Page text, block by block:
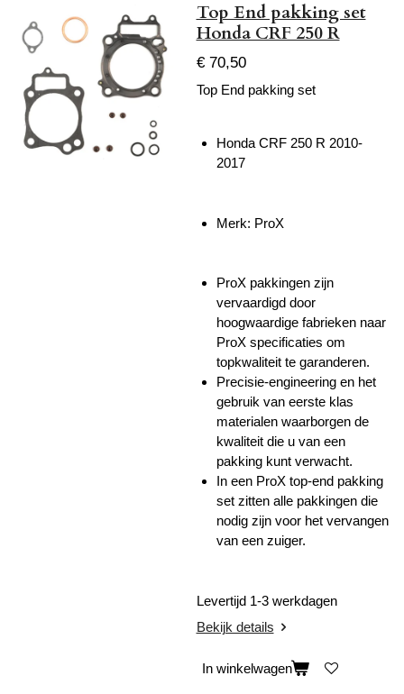
Top End pakking set
Honda CRF 250 R
€ 70,50
Top End pakking set
Honda CRF 250 R 2010-
2017
Merk: ProX
ProX pakkingen zijn
vervaardigd door
hoogwaardige fabrieken naar
ProX specificaties om
topkwaliteit te garanderen.
Precisie-engineering en het
gebruik van eerste klas
materialen waarborgen de
kwaliteit die u van een
pakking kunt verwacht.
In een ProX top-end pakking
set zitten alle pakkingen die
nodig zijn voor het vervangen
van een zuiger.
Levertijd 1-3 werkdagen
Bekijk details
In winkelwagen